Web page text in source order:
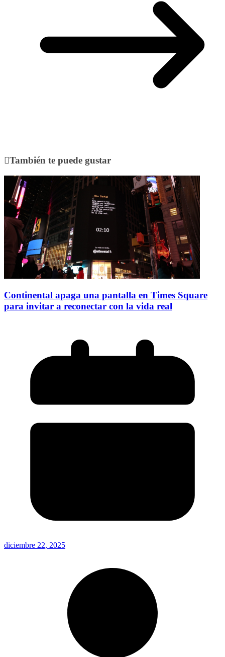
También te puede gustar
Continental apaga una pantalla en Times Square
para invitar a reconectar con la vida real
diciembre 22, 2025